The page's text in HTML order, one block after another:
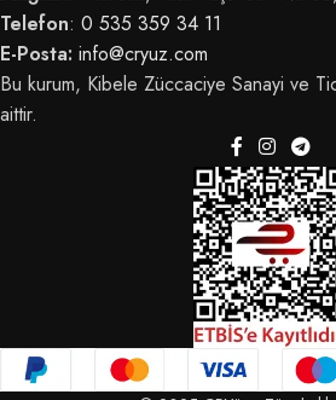
Telefon: 0 535 359 34 11
E-Posta: info@cryuz.com
Bu kurum, Kibele Züccaciye Sanayi ve
aittir.